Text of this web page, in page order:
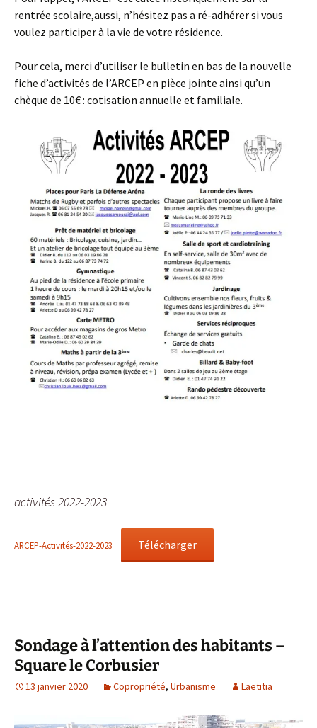
rentrée scolaire,aussi, n’hésitez pas a ré-adhérer si vous
voulez participer à la vie de votre résidence.
Pour cela, merci d’utiliser le bulletin en bas de la nouvelle
fiche d’activités de l’ARCEP en pièce jointe ainsi qu’un
chèque de 10€ : cotisation annuelle et familiale.
activités 2022-2023
ARCEP-Activités-2022-2023 Télécharger
Sondage à l’attention des habitants –
Square le Corbusier
13 janvier 2020 Copropriété, Urbanisme Laetitia